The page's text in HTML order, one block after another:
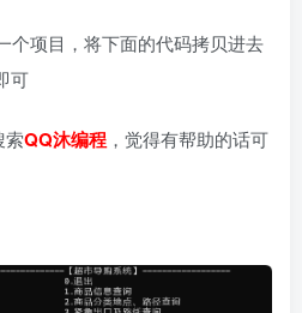
个项目，将下面的代码拷贝进去
可
索QQ沐编程 ，觉得有帮助的话可